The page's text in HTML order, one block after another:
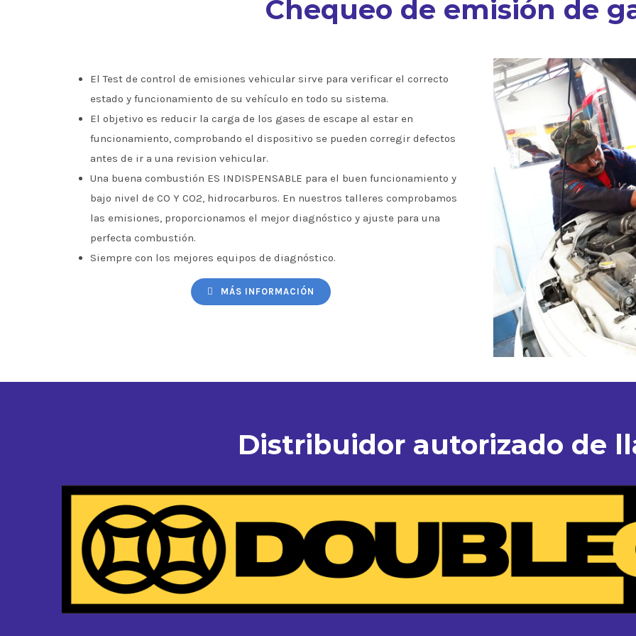
Chequeo de emisión de
El Test de control de emisiones vehicular sirve para verificar el correcto
estado y funcionamiento de su vehículo en todo su sistema.
El objetivo es reducir la carga de los gases de escape al estar en
funcionamiento, comprobando el dispositivo se pueden corregir defectos
antes de ir a una revision vehicular.
Una buena combustión ES INDISPENSABLE para el buen funcionamiento y
bajo nivel de CO Y CO2, hidrocarburos. En nuestros talleres comprobamos
las emisiones, proporcionamos el mejor diagnóstico y ajuste para una
perfecta combustión.
Siempre con los mejores equipos de diagnóstico.
MÁS INFORMACIÓN
Distribuidor autorizado de